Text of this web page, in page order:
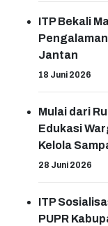
ITP Bekali
Jantan
18 Juni 2026
Mulai dari
Edukasi
Kelola
28 Juni 2026
ITP
PUPR